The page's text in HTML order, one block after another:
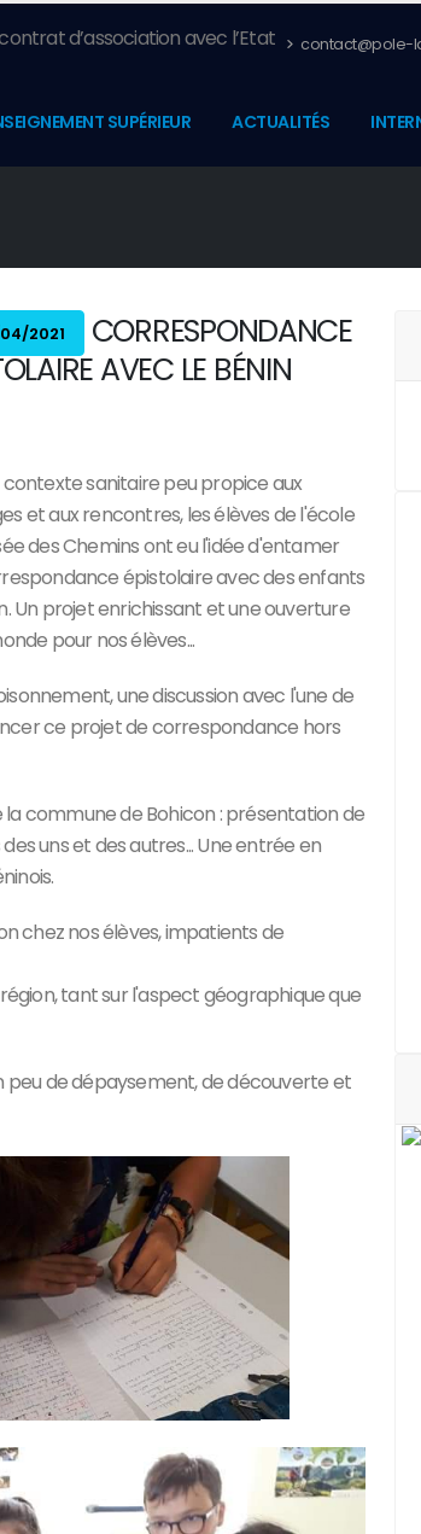
d’association avec l’Etat contact@pole-
SUPÉRIEUR ACTUALITÉS
2021
CORRESPONDANCE
AVEC LE BÉNIN
contexte sanitaire peu propice aux
et aux rencontres, les élèves de l'école
des Chemins ont eu l'idée d'entamer
épistolaire avec des enfants
Un projet enrichissant et une ouverture
pour nos élèves...
une discussion avec l'une de
ce projet de correspondance hors
commune de Bohicon : présentation de
uns et des autres... Une entrée en
chez nos élèves, impatients de
tant sur l'aspect géographique que
de dépaysement, de découverte et